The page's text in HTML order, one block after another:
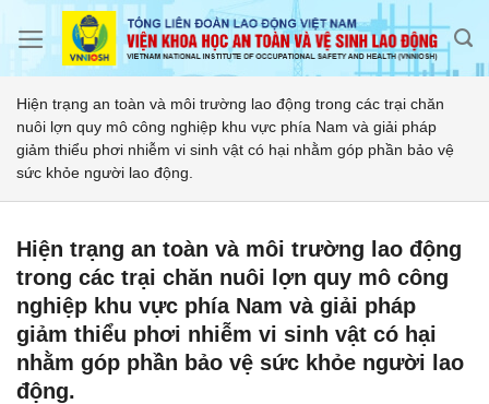
Hiện trạng an toàn và môi trường lao động trong các trại chăn
nuôi lợn quy mô công nghiệp khu vực phía Nam và giải pháp
giảm thiểu phơi nhiễm vi sinh vật có hại nhằm góp phần bảo vệ
sức khỏe người lao động.
Hiện trạng an toàn và môi trường lao động
trong các trại chăn nuôi lợn quy mô công
nghiệp khu vực phía Nam và giải pháp
giảm thiểu phơi nhiễm vi sinh vật có hại
nhằm góp phần bảo vệ sức khỏe người lao
động.